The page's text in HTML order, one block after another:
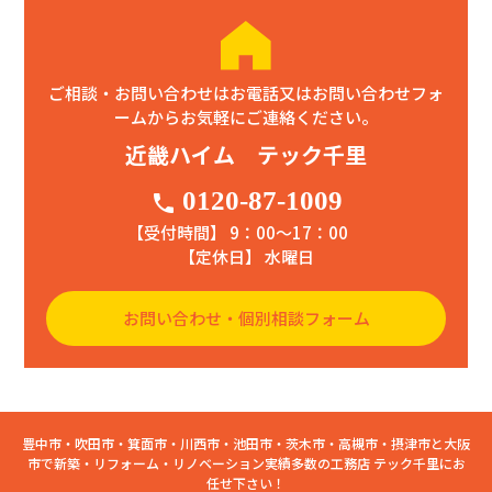
ご相談・お問い合わせはお電話又はお問い合わせフォ
ームからお気軽にご連絡ください。
近畿ハイム テック千里
phone 0120-87-1009
【受付時間】 9：00〜17：00
【定休日】 水曜日
お問い合わせ・個別相談フォーム
豊中市・吹田市・箕面市・川西市・池田市・茨木市・高槻市・摂津市と大阪
市で新築・リフォーム・リノベーション実績多数の工務店 テック千里にお
任せ下さい！